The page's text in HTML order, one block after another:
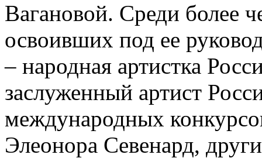
Вагановой. Среди более
освоивших под ее
– народная артистка
заслуженный артист
международных
Элеонора Севенард,